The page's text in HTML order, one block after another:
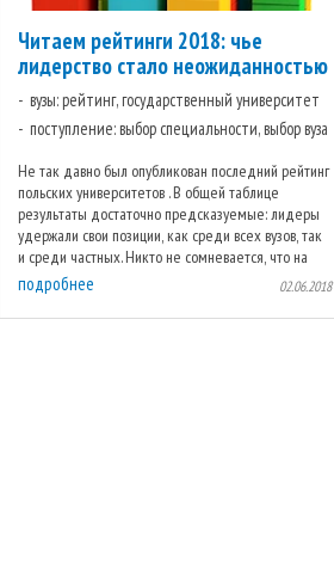
Читаем рейтинги 2018: чье
лидерство стало неожиданностью
вузы: рейтинг, государственный университет
поступление: выбор специальности, выбор вуза
Не так давно был опубликован последний рейтинг
польских университетов . В общей таблице
результаты достаточно предсказуемые: лидеры
удержали свои позиции, как среди всех вузов, так
и среди частных. Никто не сомневается, что на
сегодняшний момент ...
подробнее 02.06.2018